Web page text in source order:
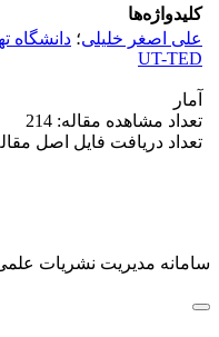
کلیدواژه‌ها
علی اصغر خلیلی؛ دانشگاه
UT-TED
آمار
تعداد مشاهده مقاله: 214
تعداد دریافت فایل اصل مقاله:
سامانه مدیریت نشریات